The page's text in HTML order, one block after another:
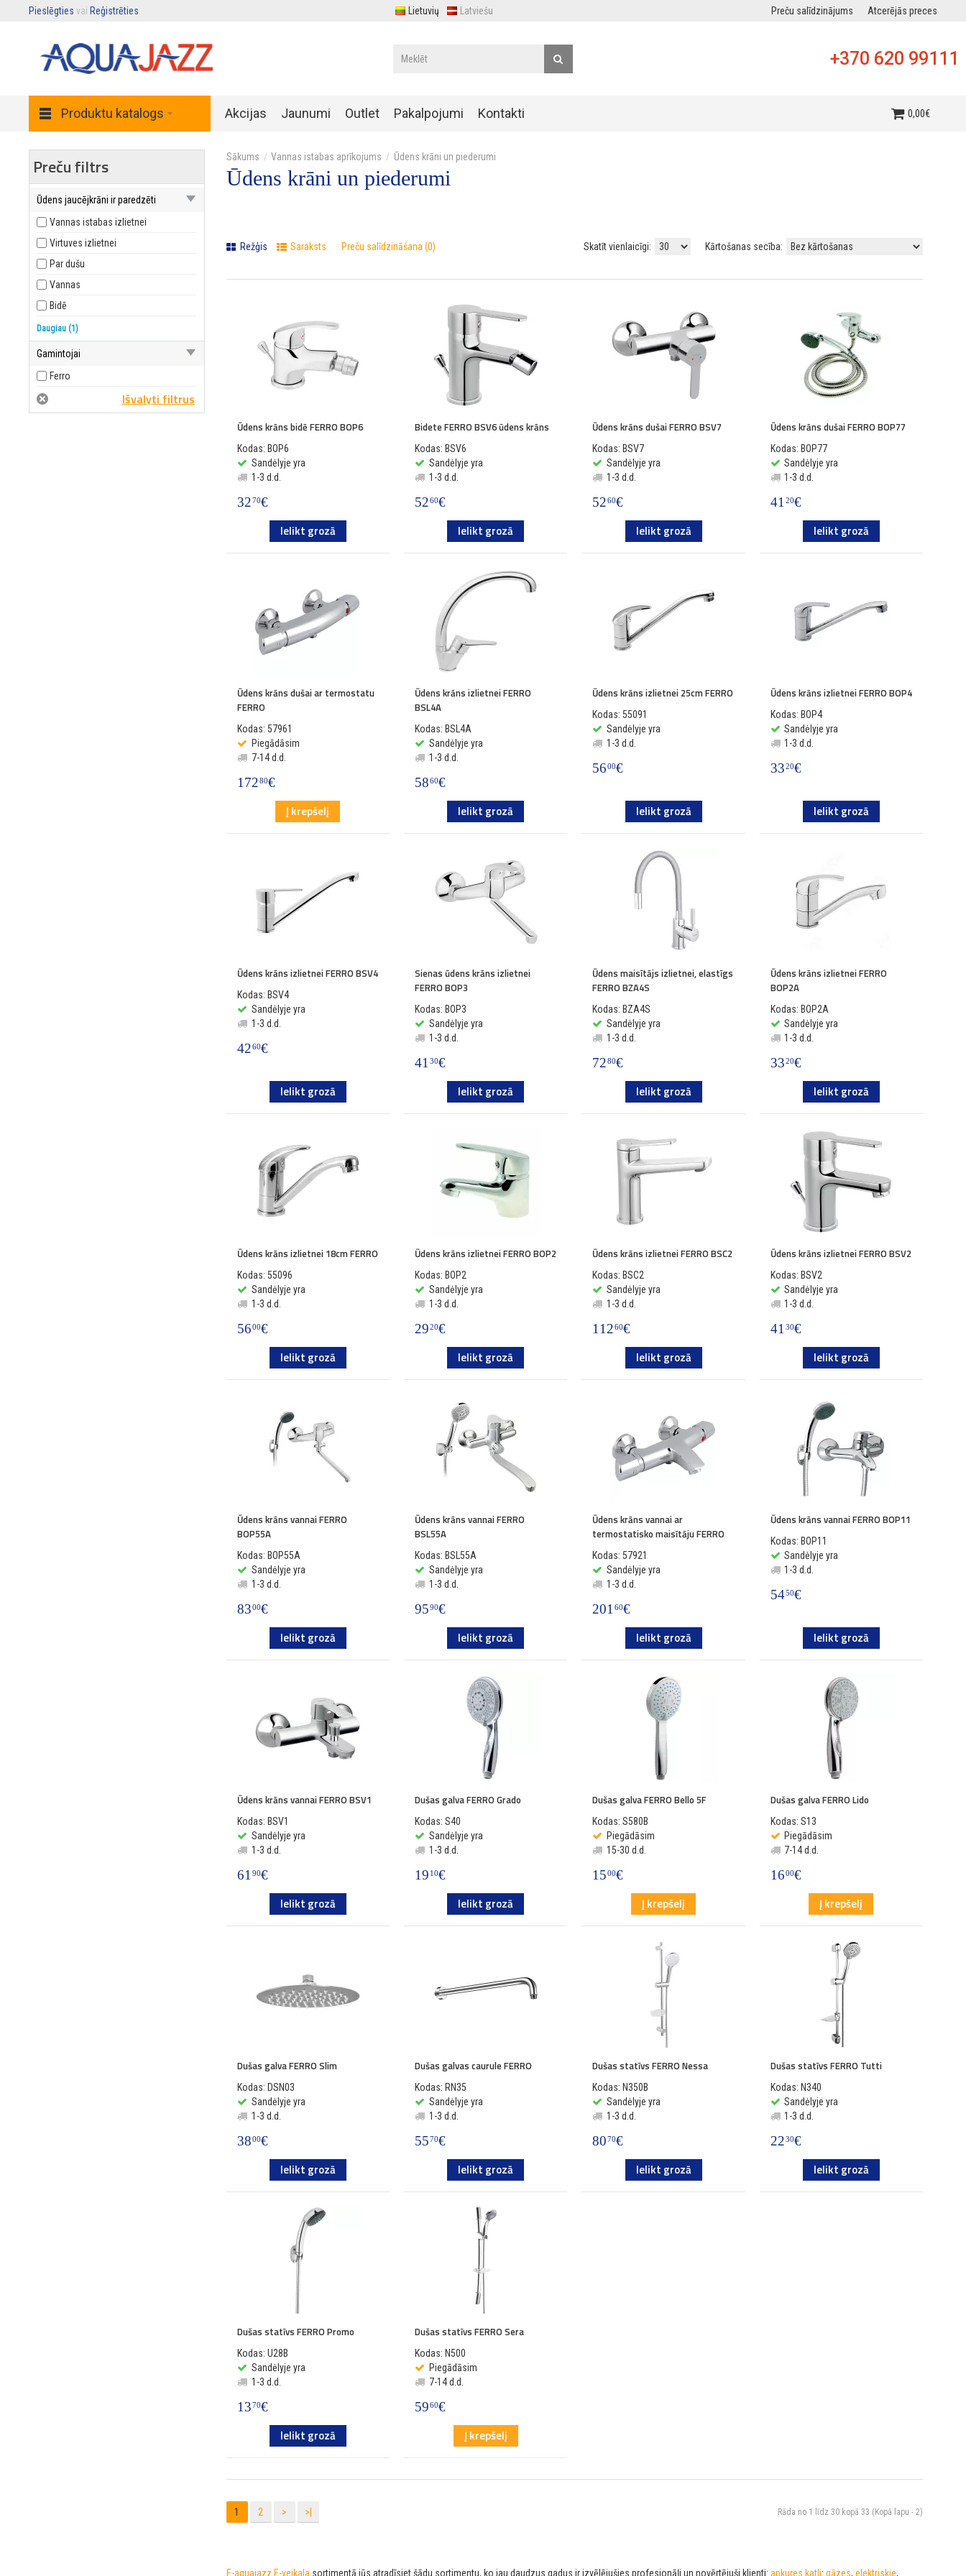
Pieslēgties vai Reģistrēties Lietuvių Latviešu Preču salīdzinājums Atcerējās preces
+370 620 99111
Produktu katalogs Akcijas Jaunumi Outlet Pakalpojumi Kontakti 0,00€
Vannas istabas aprīkojums Ūdens krāni un piederumi
Ūdens krāni un piederumi
Režģis Saraksts Preču salīdzināšana (0) Skatīt vienlaicīgi: Kārtošanas secība:
Ūdens krāns bidē FERRO BOP6
Kodas: BOP6
Sandėlyje yra
1-3 d.d.
3270€
Ielikt grozā
Bidete FERRO BSV6 ūdens krāns
Kodas: BSV6
Sandėlyje yra
1-3 d.d.
5260€
Ielikt grozā
Ūdens krāns dušai FERRO BSV7
Kodas: BSV7
Sandėlyje yra
1-3 d.d.
52 60€
Ielikt grozā
Ūdens krāns dušai FERRO BOP77
Kodas: BOP77
Sandėlyje yra
1-3 d.d.
4120€
Ielikt grozā
Ūdens krāns dušai ar termostatu
FERRO
Kodas: 57961
Piegādāsim
7-14 d.d.
17280€
Į krepšelį
Ūdens krāns izlietnei FERRO
BSL4A
Kodas: BSL4A
Sandėlyje yra
1-3 d.d.
5860€
Ielikt grozā
Ūdens krāns izlietnei 25cm FERRO
Kodas: 55091
Sandėlyje yra
1-3 d.d.
56 00€
Ielikt grozā
Ūdens krāns izlietnei FERRO BOP4
Kodas: BOP4
Sandėlyje yra
1-3 d.d.
3320€
Ielikt grozā
Ūdens krāns izlietnei FERRO BSV4
Kodas: BSV4
Sandėlyje yra
1-3 d.d.
4260€
Ielikt grozā
Sienas ūdens krāns izlietnei
FERRO BOP3
Kodas: BOP3
Sandėlyje yra
1-3 d.d.
4130€
Ielikt grozā
Ūdens maisītājs izlietnei, elastīgs
FERRO BZA4S
Kodas: BZA4S
Sandėlyje yra
1-3 d.d.
72 80€
Ielikt grozā
Ūdens krāns izlietnei FERRO
BOP2A
Kodas: BOP2A
Sandėlyje yra
1-3 d.d.
3320€
Ielikt grozā
Ūdens krāns izlietnei 18cm FERRO
Kodas: 55096
Sandėlyje yra
1-3 d.d.
5600€
Ielikt grozā
Ūdens krāns izlietnei FERRO BOP2
Kodas: BOP2
Sandėlyje yra
1-3 d.d.
2920€
Ielikt grozā
Ūdens krāns izlietnei FERRO BSC2
Kodas: BSC2
Sandėlyje yra
1-3 d.d.
112 60€
Ielikt grozā
Ūdens krāns izlietnei FERRO BSV2
Kodas: BSV2
Sandėlyje yra
1-3 d.d.
4130€
Ielikt grozā
Ūdens krāns vannai FERRO
BOP55A
Kodas: BOP55A
Sandėlyje yra
1-3 d.d.
8300€
Ielikt grozā
Ūdens krāns vannai FERRO
BSL55A
Kodas: BSL55A
Sandėlyje yra
1-3 d.d.
9590€
Ielikt grozā
Ūdens krāns vannai ar
termostatisko maisītāju FERRO
Kodas: 57921
Sandėlyje yra
1-3 d.d.
201 60€
Ielikt grozā
Ūdens krāns vannai FERRO BOP11
Kodas: BOP11
Sandėlyje yra
1-3 d.d.
5450€
Ielikt grozā
Ūdens krāns vannai FERRO BSV1
Kodas: BSV1
Sandėlyje yra
1-3 d.d.
6190€
Ielikt grozā
Dušas galva FERRO Grado
Kodas: S40
Sandėlyje yra
1-3 d.d.
19 10€
Ielikt grozā
Dušas galva FERRO Bello 5F
Kodas: S580B
Piegādāsim
15-30 d.d.
15 00€
Į krepšelį
Dušas galva FERRO Lido
Kodas: S13
Piegādāsim
7-14 d.d.
1600€
Į krepšelį
Dušas galva FERRO Slim
Kodas: DSN03
Sandėlyje yra
1-3 d.d.
3800€
Ielikt grozā
Dušas galvas caurule FERRO
Kodas: RN35
Sandėlyje yra
1-3 d.d.
5570€
Ielikt grozā
Dušas statīvs FERRO Nessa
Kodas: N350B
Sandėlyje yra
1-3 d.d.
80 70€
Ielikt grozā
Dušas statīvs FERRO Tutti
Kodas: N340
Sandėlyje yra
1-3 d.d.
2230€
Ielikt grozā
Dušas statīvs FERRO Promo
Kodas: U28B
Sandėlyje yra
1-3 d.d.
1370€
Ielikt grozā
Dušas statīvs FERRO Sera
Kodas: N500
Piegādāsim
7-14 d.d.
5960€
Į krepšelį
1 2 > >| Rāda no 1 līdz 30 kopā 33 (Kopā lapu - 2)
E-aquajazz.E-veikala sortimentā jūs atradīsiet šādu sortimentu, ko jau daudzus gadus ir izvēlējušies profesionāļi un novērtējuši klienti: apkures katli: gāzes, elektriskie,
Preču filtrs
Ūdens jaucējkrāni ir paredzēti
Vannas istabas izlietnei
Virtuves izlietnei
Par dušu
Vannas
Bidē
Pielikumi
Daugiau (1)
Gamintojai
Ferro